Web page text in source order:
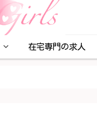
在宅専門の求人